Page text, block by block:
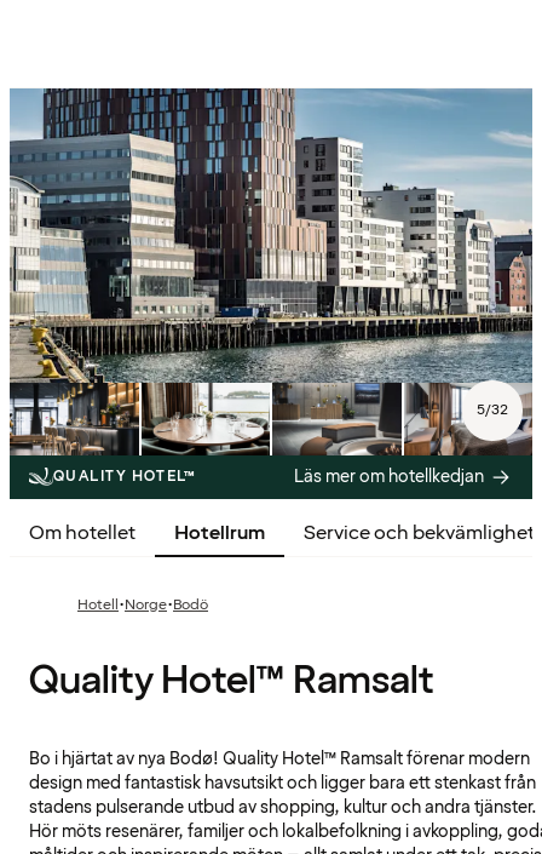
5/32
QUALITY HOTEL™ Läs mer om hotellkedjan
Om hotellet Hotellrum Service och
Hotell·Norge·Bodö
Quality Hotel™ Ramsalt
Bo i hjärtat av nya Bodø! Quality Hotel™ Ramsalt förenar modern
design med fantastisk havsutsikt och ligger bara ett stenkast från
stadens pulserande utbud av shopping, kultur och andra tjänster.
Hör möts resenärer, familjer och lokalbefolkning i avkoppling,